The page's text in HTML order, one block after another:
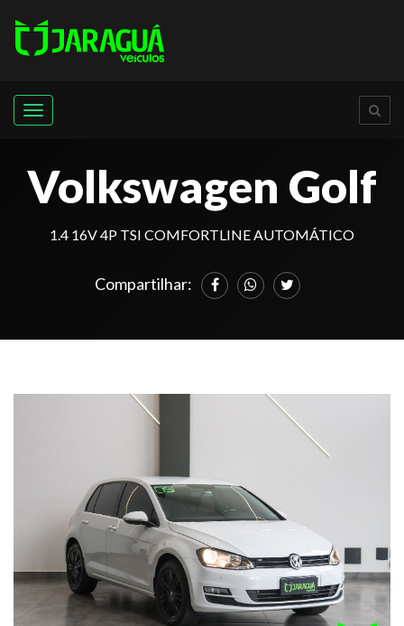
Menu
Volkswagen Golf
1.4 16V 4P TSI COMFORTLINE AUTOMÁTICO
Compartilhar: